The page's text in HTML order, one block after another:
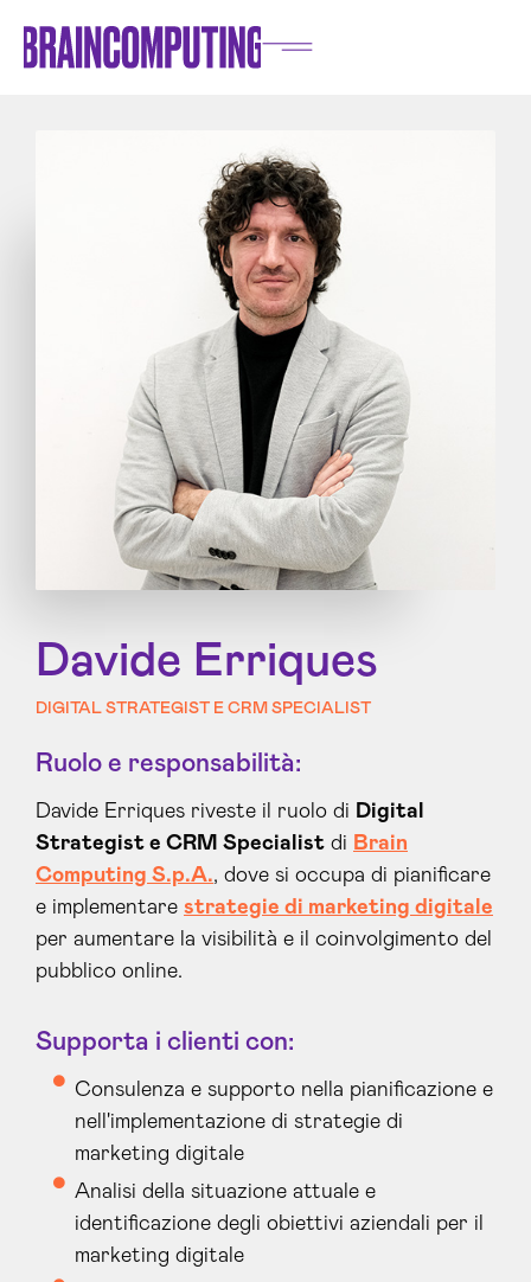
Davide Erriques
DIGITAL STRATEGIST E CRM SPECIALIST
Ruolo e responsabilità:
Davide Erriques riveste il ruolo di Digital
Strategist e CRM Specialist di Brain
Computing S.p.A., dove si occupa di pianificare
e implementare strategie di marketing digitale
per aumentare la visibilità e il coinvolgimento del
pubblico online.
Supporta i clienti con:
Consulenza e supporto nella pianificazione e
nell'implementazione di strategie di
marketing digitale
Analisi della situazione attuale e
identificazione degli obiettivi aziendali per il
marketing digitale